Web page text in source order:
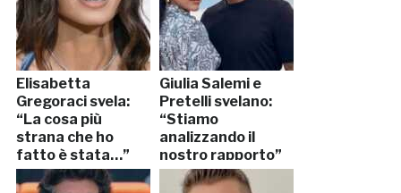
Elisabetta
Gregoraci svela:
“La cosa più
strana che ho
fatto è stata…”
Giulia Salemi e
Pretelli svelano:
“Stiamo
analizzando il
nostro rapporto”